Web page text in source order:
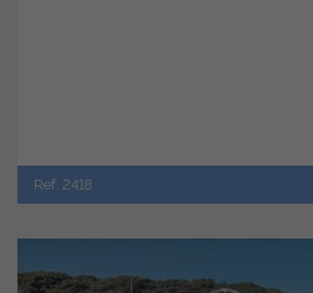
Ref. 2418